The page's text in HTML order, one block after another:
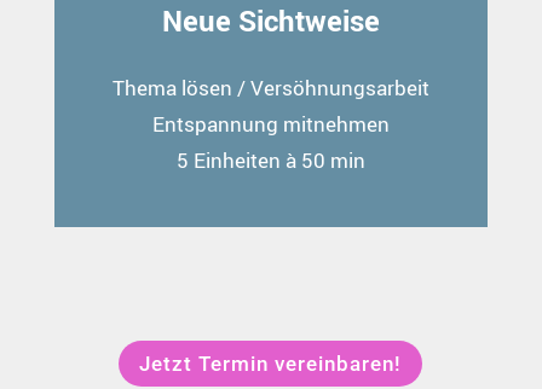
Neue Sichtweise
Thema lösen / Versöhnungsarbeit
Entspannung mitnehmen
5 Einheiten à 50 min
Jetzt Termin vereinbaren!